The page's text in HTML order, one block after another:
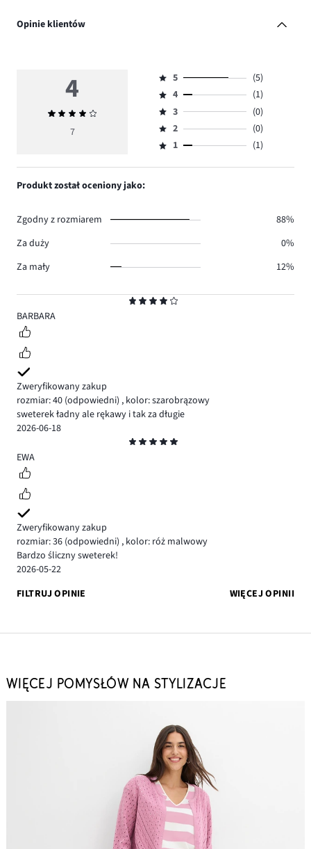
Opinie klientów
4
BARBARA
Zweryfikowany zakup
rozmiar: 40 (odpowiedni) , kolor: szarobrązowy
sweterek ładny ale rękawy i tak za długie
2026-06-18
5
EWA
Zweryfikowany zakup
rozmiar: 36 (odpowiedni) , kolor: róż malwowy
Bardzo śliczny sweterek!
2026-05-22
FILTRUJ OPINIE
WIĘCEJ OPINII
4
Średnia
ocena
7
Ocena
5,
ilość
głosów
5.
5
(5)
Ocena
4,
ilość
głosów
4
(1)
Ocena
3,
ilość
3
(0)
Ocena
2,
2
(0)
Ocena
1,
1 (1)
Produkt został oceniony jako:
Zgodny z rozmiarem
88%
Za duży
0%
Za mały
12%
WIĘCEJ POMYSŁÓW NA STYLIZACJE